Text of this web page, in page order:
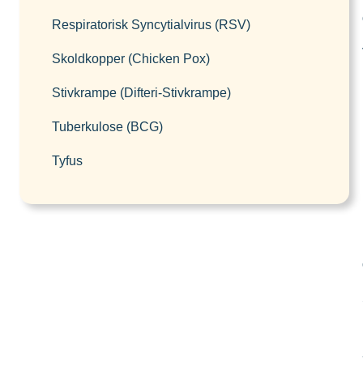
Respiratorisk Syncytialvirus (RSV)
Skoldkopper (Chicken Pox)
Stivkrampe (Difteri-Stivkrampe)
Tuberkulose (BCG)
Tyfus